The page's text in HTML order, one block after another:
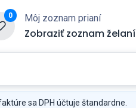
0 Môj zoznam prianí
Zobraziť zoznam želaní
sa DPH účtuje štandardne.